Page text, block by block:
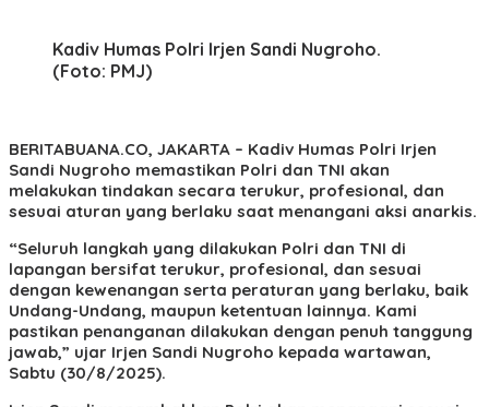
Kadiv Humas Polri Irjen Sandi Nugroho.
(Foto: PMJ)
BERITABUANA.CO, JAKARTA – Kadiv Humas Polri Irjen
Sandi Nugroho memastikan Polri dan TNI akan
melakukan tindakan secara terukur, profesional, dan
sesuai aturan yang berlaku saat menangani aksi anarkis.
“Seluruh langkah yang dilakukan Polri dan TNI di
lapangan bersifat terukur, profesional, dan sesuai
dengan kewenangan serta peraturan yang berlaku, baik
Undang-Undang, maupun ketentuan lainnya. Kami
pastikan penanganan dilakukan dengan penuh tanggung
jawab,” ujar Irjen Sandi Nugroho kepada wartawan,
Sabtu (30/8/2025).